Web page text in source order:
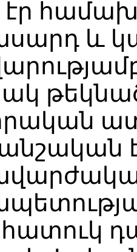
էր
և
է